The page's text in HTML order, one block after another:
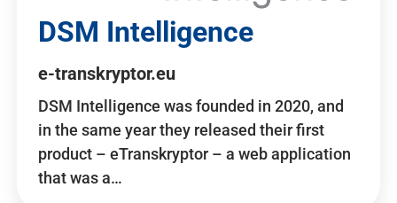
DSM Intelligence
e-transkryptor.eu
DSM Intelligence was founded in 2020, and
in the same year they released their first
product – eTranskryptor – a web application
that was a…